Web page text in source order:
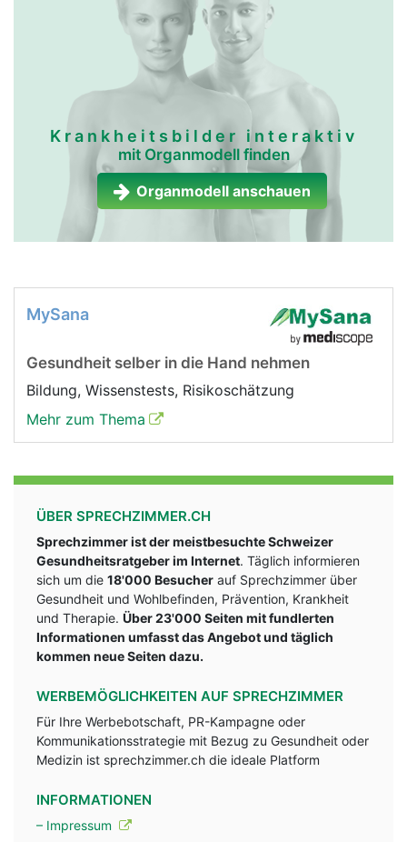
Krankheitsbilder interaktiv
mit Organmodell finden
Organmodell anschauen
MySana
Gesundheit selber in die Hand nehmen
Bildung, Wissenstests, Risikoschätzung
Mehr zum Thema
ÜBER SPRECHZIMMER.CH
Sprechzimmer ist der meistbesuchte Schweizer
Gesundheitsratgeber im Internet. Täglich informieren
sich um die 18'000 Besucher auf Sprechzimmer über
Gesundheit und Wohlbefinden, Prävention, Krankheit
und Therapie. Über 23'000 Seiten mit fundlerten
Informationen umfasst das Angebot und täglich
kommen neue Seiten dazu.
WERBEMÖGLICHKEITEN AUF SPRECHZIMMER
Für Ihre Werbebotschaft, PR-Kampagne oder
Kommunikationsstrategie mit Bezug zu Gesundheit oder
Medizin ist sprechzimmer.ch die ideale Platform
INFORMATIONEN
– Impressum